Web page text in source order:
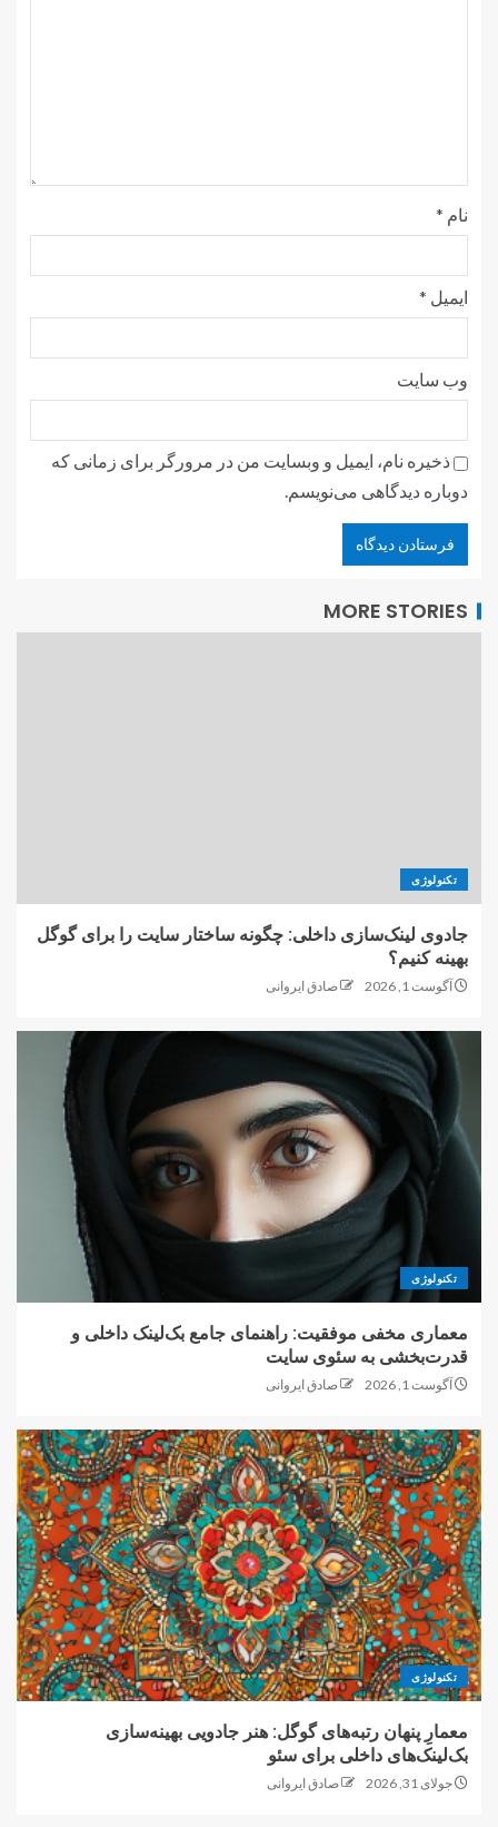
نام *
ایمیل *
وب‌ سایت
ذخیره نام، ایمیل و وبسایت من در مرورگر برای زمانی که
دوباره دیدگاهی می‌نویسم.
MORE STORIES
تکنولوژی
جادوی لینک‌سازی داخلی: چگونه ساختار سایت را برای گوگل
بهینه کنیم؟
آگوست 1, 2026 صادق ایروانی
تکنولوژی
معماری مخفی موفقیت: راهنمای جامع بک‌لینک داخلی و
قدرت‌بخشی به سئوی سایت
آگوست 1, 2026 صادق ایروانی
تکنولوژی
معمارِ پنهان رتبه‌های گوگل: هنر جادویی بهینه‌سازی
بک‌لینک‌های داخلی برای سئو
جولای 31, 2026 صادق ایروانی